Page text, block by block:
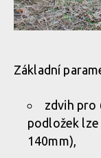
Základní
zdvih pro
podložek lze
140mm),